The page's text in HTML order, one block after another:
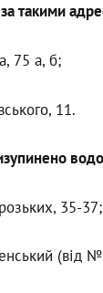
такими
75 а, б;
11.
35-37;
(від